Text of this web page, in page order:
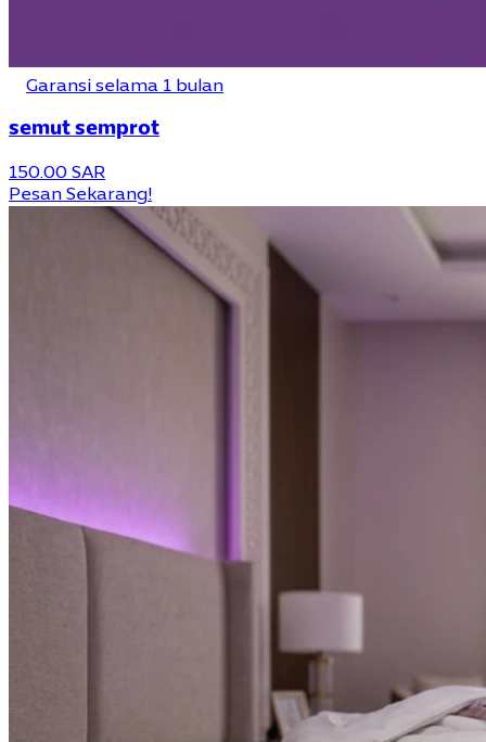
Garansi selama 1 bulan
semut semprot
150.00 SAR
Pesan Sekarang!